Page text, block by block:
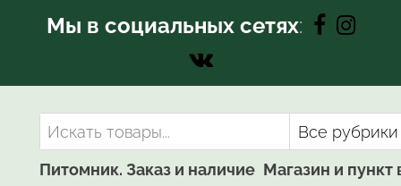
Мы в социальных сетях:
Питомник. Заказ и наличие Магазин и пункт